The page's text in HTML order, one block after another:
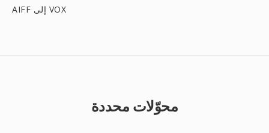
AIFF إلى VOX
محوّلات محددة